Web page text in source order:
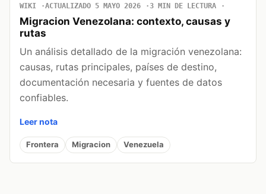
WIKI ACTUALIZADO 5 MAYO 2026 3 MIN DE LECTURA
Migracion Venezolana: contexto, causas y
rutas
Un análisis detallado de la migración venezolana:
causas, rutas principales, países de destino,
documentación necesaria y fuentes de datos
confiables.
Leer nota
Frontera Migracion Venezuela